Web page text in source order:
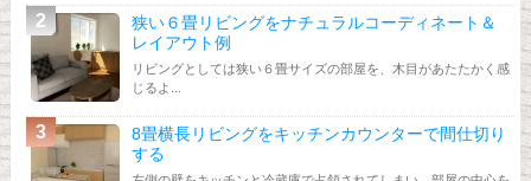
狭い６畳リビングをナチュラルコーディネート＆
レイアウト例
リビングとしては狭い６畳サイズの部屋を、木目があたたかく感
じるよ...
8畳横長リビングをキッチンカウンターで間仕切り
する